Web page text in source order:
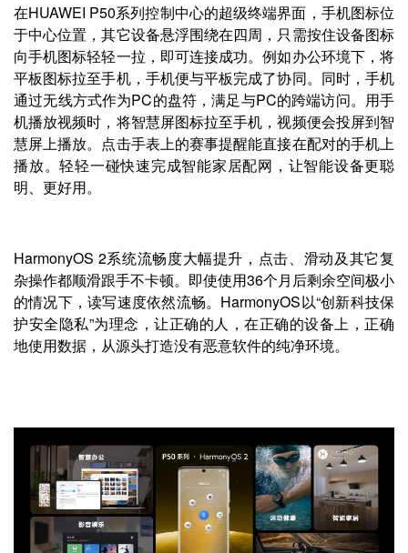
在HUAWEI P50系列控制中心的超级终端界面，手机图标位
于中心位置，其它设备悬浮围绕在四周，只需按住设备图标
向手机图标轻轻一拉，即可连接成功。例如办公环境下，将
平板图标拉至手机，手机便与平板完成了协同。同时，手机
通过无线方式作为PC的盘符，满足与PC的跨端访问。用手
机播放视频时，将智慧屏图标拉至手机，视频便会投屏到智
慧屏上播放。点击手表上的赛事提醒能直接在配对的手机上
播放。轻轻一碰快速完成智能家居配网，让智能设备更聪
明、更好用。
HarmonyOS 2系统流畅度大幅提升，点击、滑动及其它复
杂操作都顺滑跟手不卡顿。即使使用36个月后剩余空间极小
的情况下，读写速度依然流畅。HarmonyOS以“创新科技保
护安全隐私”为理念，让正确的人，在正确的设备上，正确
地使用数据，从源头打造没有恶意软件的纯净环境。